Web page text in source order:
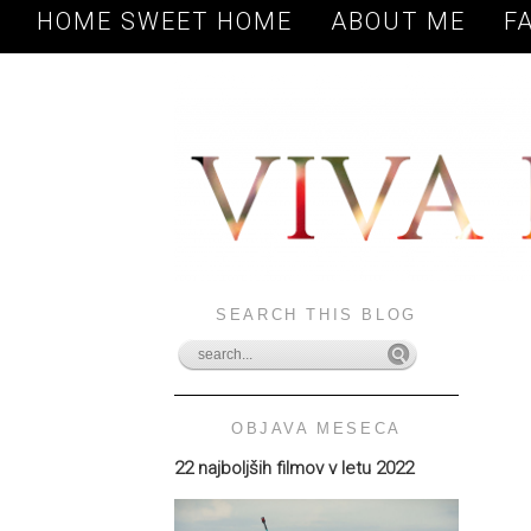
HOME SWEET HOME ABOUT ME
SEARCH THIS BLOG
OBJAVA MESECA
22 najboljših filmov v letu 2022